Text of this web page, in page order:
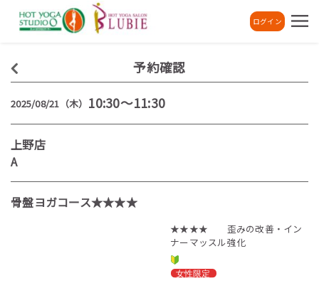
ログイン
予約確認
2025/08/21（木） 10:30～11:30
上野店
A
骨盤ヨガコース★★★★
★★★★ 歪みの改善・イン
ナーマッスル強化